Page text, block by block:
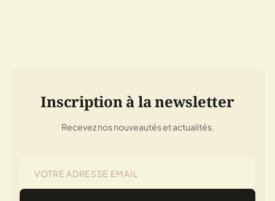
Inscription à la newsletter
Recevez nos nouveautés et actualités.